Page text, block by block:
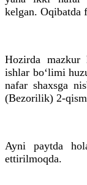
kelgan. Oqibatda
Hozirda mazkur
ishlar bo‘limi
nafar shaxsga
(Bezorilik) 2-
Ayni paytda
ettirilmoqda.